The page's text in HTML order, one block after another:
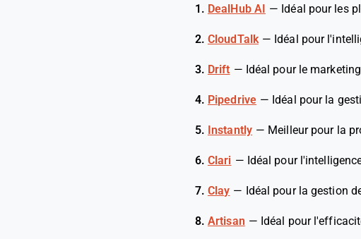
1. DealHub AI — Idéal pour les
2. CloudTalk — Idéal pour
3. Drift — Idéal pour le
4. Pipedrive — Idéal pour la
5. Instantly — Meilleur pour la
6. Clari — Idéal pour
7. Clay — Idéal pour la gestion
8. Artisan — Idéal pour